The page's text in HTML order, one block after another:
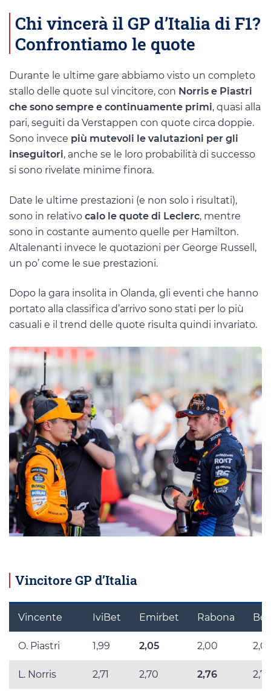
Chi vincerà il GP d’Italia di F1?
Confrontiamo le quote
Durante le ultime gare abbiamo visto un completo
stallo delle quote sul vincitore, con Norris e Piastri
che sono sempre e continuamente primi, quasi alla
pari, seguiti da Verstappen con quote circa doppie.
Sono invece più mutevoli le valutazioni per gli
inseguitori, anche se le loro probabilità di successo
si sono rivelate minime finora.
Date le ultime prestazioni (e non solo i risultati),
sono in relativo calo le quote di Leclerc, mentre
sono in costante aumento quelle per Hamilton.
Altalenanti invece le quotazioni per George Russell,
un po’ come le sue prestazioni.
Dopo la gara insolita in Olanda, gli eventi che hanno
portato alla classifica d’arrivo sono stati per lo più
casuali e il trend delle quote risulta quindi invariato.
Vincitore GP d’Italia
Vincente IviBet Emirbet Rabona
O. Piastri 1,99 2,05 2,00 2,01
L. Norris 2,71 2,70 2,76 2,75